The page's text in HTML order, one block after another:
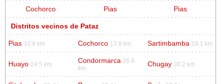
Cochorco Pias Pias
Distritos vecinos de Pataz
Pias 10.9 km Cochorco 13.8 km Sartimbamba 19.1 km
Huayo 24.5 km Condormarca 26.6
km
Chugay 30.2 km